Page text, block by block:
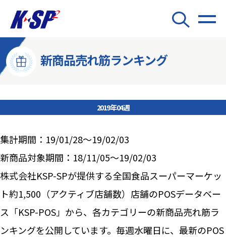
新商品売れ筋ランキング
2019年04週
集計期間：19/01/28～19/02/03
新商品対象期間：18/11/05～19/02/03
株式会社KSP-SPが提供する全国食品スーパーマーケッ
ト約1,500（アクティブ店舗数）店舗のPOSデータベー
ス「KSP-POS」から、各カテゴリーの新商品売れ筋ラ
ンキングを公開しています。毎週水曜日に、最新のPOS